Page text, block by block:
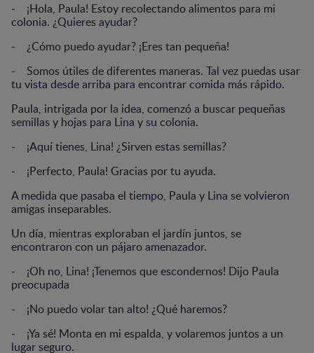
- ¡Hola, Paula! Estoy recolectando alimentos para mi
colonia. ¿Quieres ayudar?
- ¿Cómo puedo ayudar? ¡Eres tan pequeña!
- Somos útiles de diferentes maneras. Tal vez puedas usar
tu vista desde arriba para encontrar comida más rápido.
Paula, intrigada por la idea, comenzó a buscar pequeñas
semillas y hojas para Lina y su colonia.
- ¡Aquí tienes, Lina! ¿Sirven estas semillas?
- ¡Perfecto, Paula! Gracias por tu ayuda.
A medida que pasaba el tiempo, Paula y Lina se volvieron
amigas inseparables.
Un día, mientras exploraban el jardín juntos, se
encontraron con un pájaro amenazador.
- ¡Oh no, Lina! ¡Tenemos que escondernos! Dijo Paula
preocupada
- ¡No puedo volar tan alto! ¿Qué haremos?
- ¡Ya sé! Monta en mi espalda, y volaremos juntos a un
lugar seguro.